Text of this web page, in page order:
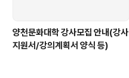
양천문화대학 강사모집 안내(강사
지원서/강의계획서 양식 등)